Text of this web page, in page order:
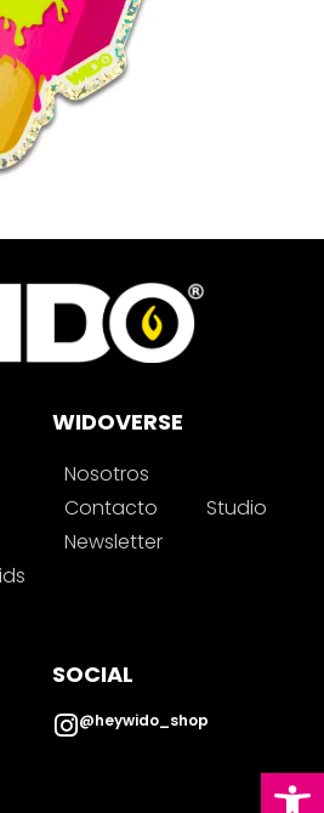
Ver más
WIDOVERSE
Nosotros
Contacto
Studio
Newsletter
SOCIAL
@heywido_shop